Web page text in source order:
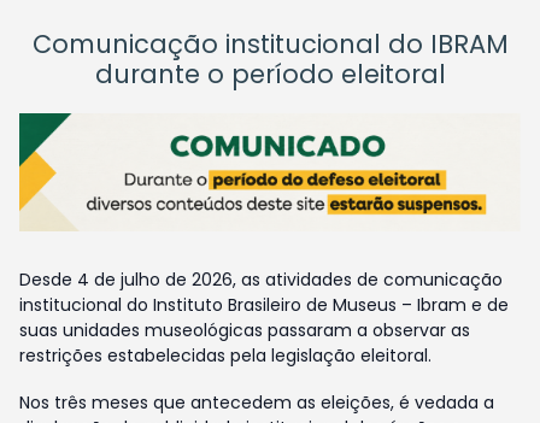
Comunicação institucional do IBRAM
durante o período eleitoral
Desde 4 de julho de 2026, as atividades de comunicação
institucional do Instituto Brasileiro de Museus – Ibram e de
suas unidades museológicas passaram a observar as
restrições estabelecidas pela legislação eleitoral.
Nos três meses que antecedem as eleições, é vedada a